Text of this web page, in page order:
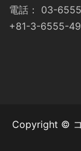
電話： 03-
+81-3-6555-
Copyright © コ